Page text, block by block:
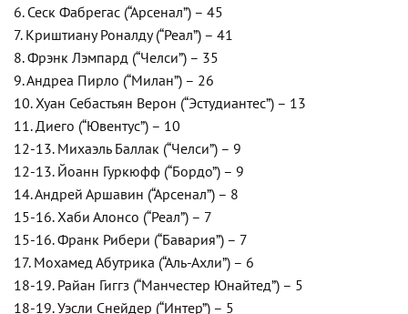
6. Сеск Фабрегас (“Арсенал”) – 45
7. Криштиану Роналду (“Реал”) – 41
8. Фрэнк Лэмпард (“Челси”) – 35
9. Андреа Пирло (“Милан”) – 26
10. Хуан Себастьян Верон (“Эстудиантес”) – 13
11. Диего (“Ювентус”) – 10
12-13. Михаэль Баллак (“Челси”) – 9
12-13. Йоанн Гуркюфф (“Бордо”) – 9
14. Андрей Аршавин (“Арсенал”) – 8
15-16. Хаби Алонсо (“Реал”) – 7
15-16. Франк Рибери (“Бавария”) – 7
17. Мохамед Абутрика (“Аль-Ахли”) – 6
18-19. Райан Гиггз (“Манчестер Юнайтед”) – 5
18-19. Уэсли Снейдер (“Интер”) – 5